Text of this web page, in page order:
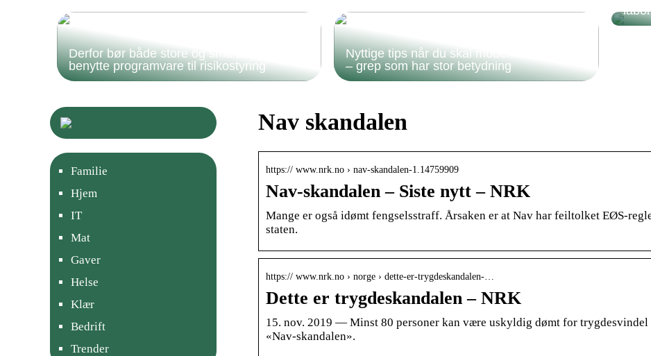
Derfor bør både store og små bedrifter
benytte programvare til risikostyring
Nyttige tips når du skal modernisere badet
– grep som har stor betydning
Nav skandalen
https:// www.nrk.no › nav-skandalen-1.14759909
Nav-skandalen – Siste nytt – NRK
Mange er også idømt fengselsstraff. Årsaken er at Nav har feiltolket EØS-
staten.
https:// www.nrk.no › norge › dette-er-trygdeskandalen-…
Dette er trygdeskandalen – NRK
15. nov. 2019 — Minst 80 personer kan være uskyldig dømt for
«Nav-skandalen».
Familie
Hjem
IT
Mat
Gaver
Helse
Klær
Bedrift
Trender